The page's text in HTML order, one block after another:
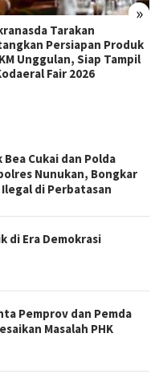
»
Tarakan
Persiapan Produk
Unggulan, Siap Tampil
Fair 2026
Bea Cukai dan Polda
Nunukan, Bongkar
di Perbatasan
di Era Demokrasi
Pemprov dan Pemda
Masalah PHK